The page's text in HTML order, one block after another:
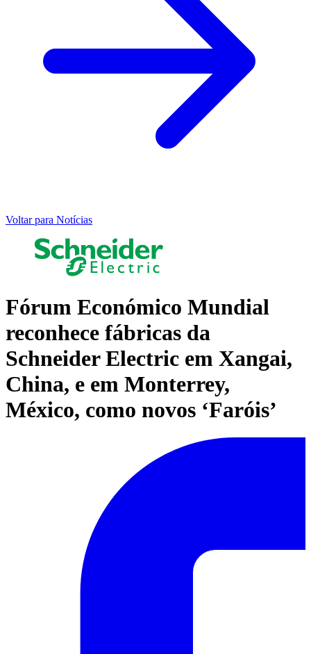
Voltar para Notícias
Fórum Económico Mundial
reconhece fábricas da
Schneider Electric em Xangai,
China, e em Monterrey,
México, como novos ‘Faróis’